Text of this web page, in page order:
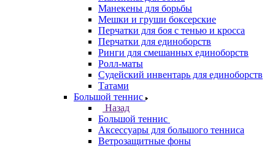
Манекены для борьбы
Мешки и груши боксерские
Перчатки для боя с тенью и кросса
Перчатки для единоборств
Ринги для смешанных единоборств
Ролл-маты
Судейский инвентарь для единоборств
Татами
Большой теннис
Назад
Большой теннис
Аксессуары для большого тенниса
Ветрозащитные фоны